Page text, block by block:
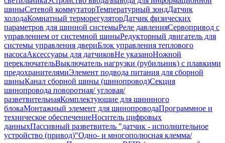
шиныСетевой коммутаторТемпературный зондДатчик
холодаКомнатный терморегуляторДатчик физических
параметров для шинной системыРеле давленияСервопривод с
управлением от системной шиныРедукторный двигатель для
системы управления двериБлок управления теплового
насосаАксессуары для датчиковНе указаноНожной
переключательВыключатель нагрузки (рубильник) с плавкими
предохранителямиЭлемент подвода питания для сборной
шиныКанал сборной шины (шинопровод)Секция
шинопровода поворотная/ угловая/
разветвительнаяКомплектующие для шиннного
блокаМонтажный элемент для шинопроводаПрограммное и
техническое обеспечениеНоситель цифровых
данныхПассивный разветвитель "датчик - исполнительное
устройство (привод)"Одно- и многополюсная клемма/